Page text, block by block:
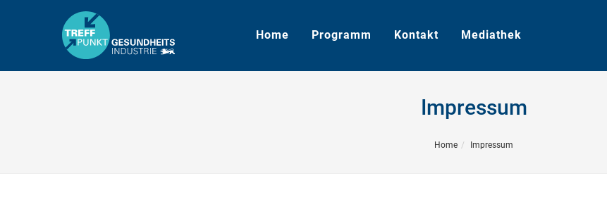
Home Programm Kontakt Mediathek
Impressum
Home Impressum